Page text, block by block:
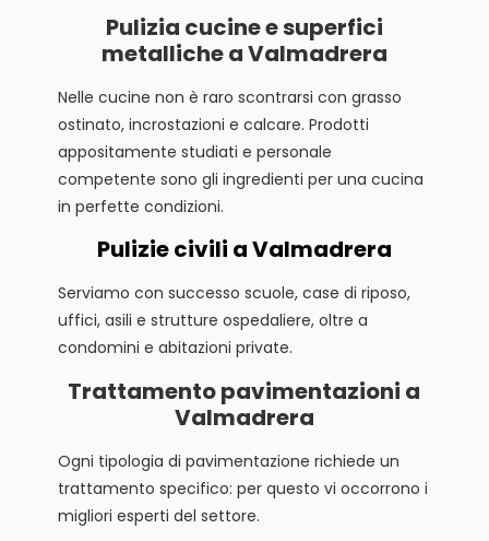
Pulizia cucine e superfici
metalliche a Valmadrera
Nelle cucine non è raro scontrarsi con grasso
ostinato, incrostazioni e calcare. Prodotti
appositamente studiati e personale
competente sono gli ingredienti per una cucina
in perfette condizioni.
Pulizie civili a Valmadrera
Serviamo con successo scuole, case di riposo,
uffici, asili e strutture ospedaliere, oltre a
condomini e abitazioni private.
Trattamento pavimentazioni a
Valmadrera
Ogni tipologia di pavimentazione richiede un
trattamento specifico: per questo vi occorrono i
migliori esperti del settore.